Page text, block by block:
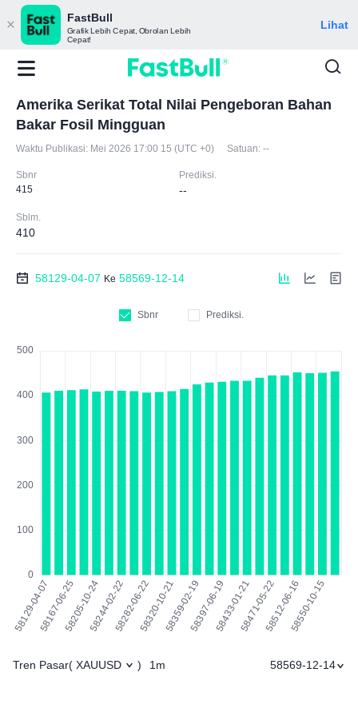
FastBull
Grafik Lebih Cepat, Obrolan Lebih
Cepat!
Lihat
Amerika Serikat Total Nilai Pengeboran Bahan
Bakar Fosil Mingguan
Waktu Publikasi: Mei 2026 17:00 15 (UTC +0) Satuan: --
Sbnr
415
Prediksi.
--
Sblm.
410
58129-04-07 Ke 58569-12-14
Sbnr Prediksi.
Tren Pasar( XAUUSD ) 1m 58569-12-14